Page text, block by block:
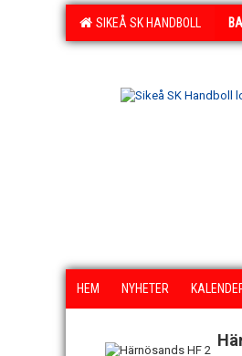
SIKEÅ SK HANDBOLL
HEM NYHETER